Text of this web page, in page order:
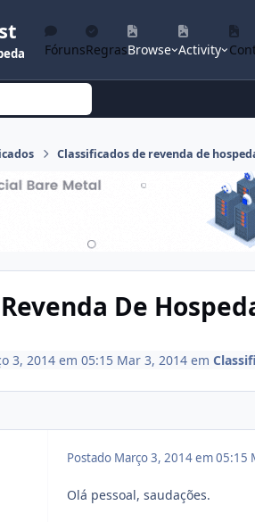
FórunsRegrasBrowse Activity
Classificados de revenda de
De
3, 2014 em 05:15 Mar 3, 2014em
Postado Março 3, 2014 em 05:15
Olá pessoal, saudações.